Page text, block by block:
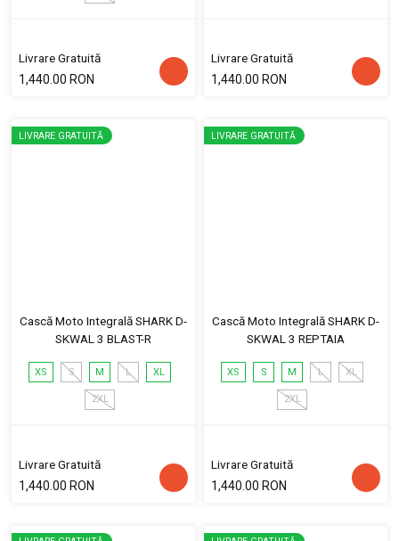
Livrare Gratuită
1,440.00 RON
Livrare Gratuită
1,440.00 RON
LIVRARE GRATUITĂ
Cască Moto Integrală SHARK D-
SKWAL 3 BLAST-R
XS S M L XL
2XL
Livrare Gratuită
1,440.00 RON
LIVRARE GRATUITĂ
Cască Moto Integrală SHARK D-
SKWAL 3 REPTAIA
XS S M L XL
2XL
Livrare Gratuită
1,440.00 RON